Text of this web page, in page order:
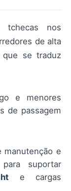
tchecas nos
de alta
que se traduz
e menores
de passagem
manutenção e
suportar
e cargas